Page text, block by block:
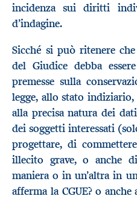
incidenza sui diritti
d’indagine.
Sicché si può ritenere
del Giudice debba
premesse sulla
legge, allo stato indiziario,
alla precisa natura dei
dei soggetti interessati
progettare, di
illecito grave, o anche
maniera o in un’altra in
afferma la CGUE? o